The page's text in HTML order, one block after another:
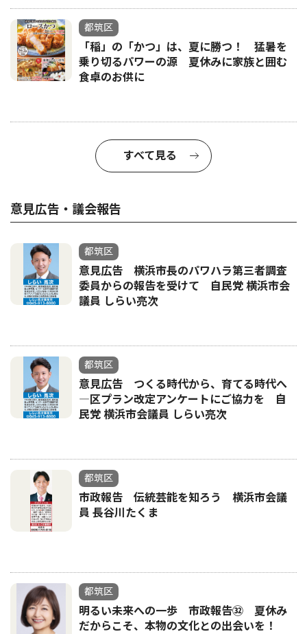
都筑区
「稲」の「かつ」は、夏に勝つ！ 猛暑を
乗り切るパワーの源 夏休みに家族と囲む
食卓のお供に
すべて見る
意見広告・議会報告
都筑区
意見広告 横浜市長のパワハラ第三者調査
委員からの報告を受けて 自民党 横浜市会
議員 しらい亮次
都筑区
意見広告 つくる時代から、育てる時代へ
―区プラン改定アンケートにご協力を 自
民党 横浜市会議員 しらい亮次
都筑区
市政報告 伝統芸能を知ろう 横浜市会議
員 長谷川たくま
都筑区
明るい未来への一歩 市政報告㉜ 夏休み
だからこそ、本物の文化との出会いを！